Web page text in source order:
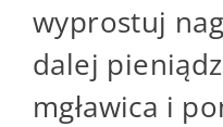
wyprostuj
dalej
mgławica i